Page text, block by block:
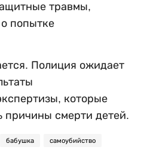
травмы,
попытке
Полиция ожидает
которые
причины смерти детей.
бабушка самоубийство